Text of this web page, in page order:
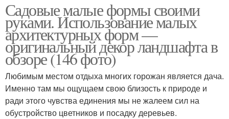
Садовые малые формы своими
руками. Использование малых
архитектурных форм —
оригинальный декор ландшафта в
обзоре (146 фото)
Любимым местом отдыха многих горожан является дача.
Именно там мы ощущаем свою близость к природе и
ради этого чувства единения мы не жалеем сил на
обустройство цветников и посадку деревьев.